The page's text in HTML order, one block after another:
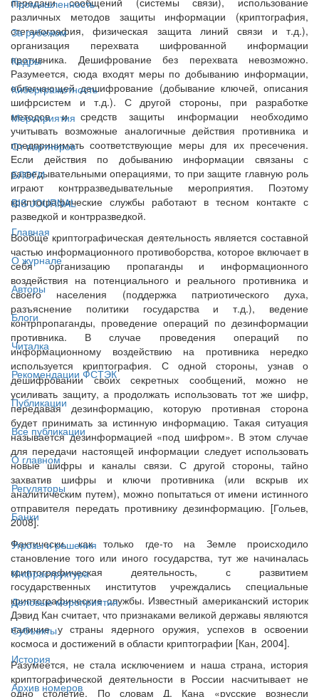
Промышленность
За рубежом
Кадры
Киберграмотность
Мероприятия
От партнёров
БЛОГИ
BIS JOURNAL
Главная
О журнале
Авторы
Блоги
Читалка
Рекомендации ФСТЭК
Публикации
Все публикации
О главном
Регуляторы
Банки
Угрозы и решения
Инфраструктура
Деловые мероприятия
Субъекты
История
Архив номеров
различных методов защиты информации (криптография,
стеганография, физическая защита линий связи и т.д.),
организация перехвата шифрованной информации
противника. Дешифрование без перехвата невозможно.
Разумеется, сюда входят меры по добыванию информации,
облегчающей дешифрование (добывание ключей, описания
шифрсистем и т.д.). С другой стороны, при разработке
методов и средств защиты информации необходимо
учитывать возможные аналогичные действия противника и
предпринимать соответствующие меры для их пресечения.
Если действия по добыванию информации связаны с
разведывательными операциями, то при защите главную роль
играют контрразведывательные мероприятия. Поэтому
криптографические службы работают в тесном контакте с
разведкой и контрразведкой.
Вообще криптографическая деятельность является составной
частью информационного противоборства, которое включает в
себя организацию пропаганды и информационного
воздействия на потенциального и реального противника и
своего населения (поддержка патриотического духа,
разъяснение политики государства и т.д.), ведение
контрпропаганды, проведение операций по дезинформации
противника. В случае проведения операций по
информационному воздействию на противника нередко
используется криптография. С одной стороны, узнав о
дешифровании своих секретных сообщений, можно не
усиливать защиту, а продолжать использовать тот же шифр,
передавая дезинформацию, которую противная сторона
будет принимать за истинную информацию. Такая ситуация
называется дезинформацией «под шифром». В этом случае
для передачи настоящей информации следует использовать
новые шифры и каналы связи. С другой стороны, тайно
захватив шифры и ключи противника (или вскрыв их
аналитическим путем), можно попытаться от имени истинного
отправителя передать противнику дезинформацию. [Гольев,
2008].
Фактически, как только где-то на Земле происходило
становление того или иного государства, тут же начиналась
криптографическая деятельность, с развитием
государственных институтов учреждались специальные
криптографические службы. Известный американский историк
Дэвид Кан считает, что признаками великой державы являются
наличие у страны ядерного оружия, успехов в освоении
космоса и достижений в области криптографии [Кан, 2004].
Разумеется, не стала исключением и наша страна, история
криптографической деятельности в России насчитывает не
одно столетие. По словам Д. Кана «русские вознесли